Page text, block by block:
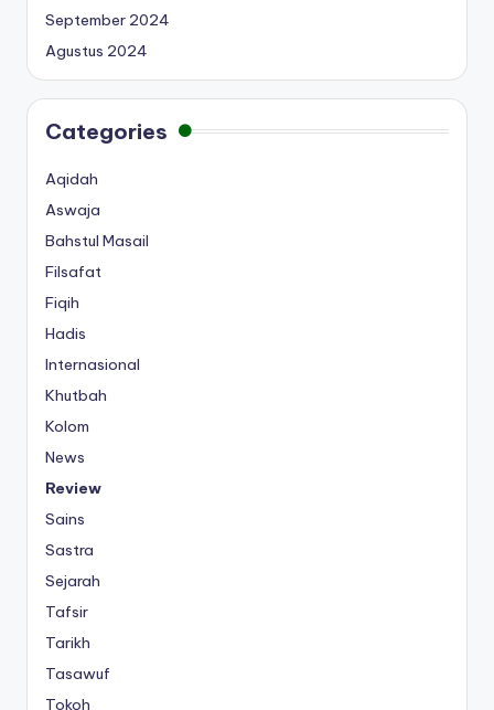
September 2024
Agustus 2024
Categories
Aqidah
Aswaja
Bahstul Masail
Filsafat
Fiqih
Hadis
Internasional
Khutbah
Kolom
News
Review
Sains
Sastra
Sejarah
Tafsir
Tarikh
Tasawuf
Tokoh